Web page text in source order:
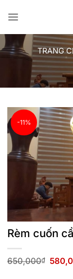
qua
dung
TRANG
-11%
Rèm cuốn
650,000₫
Giá